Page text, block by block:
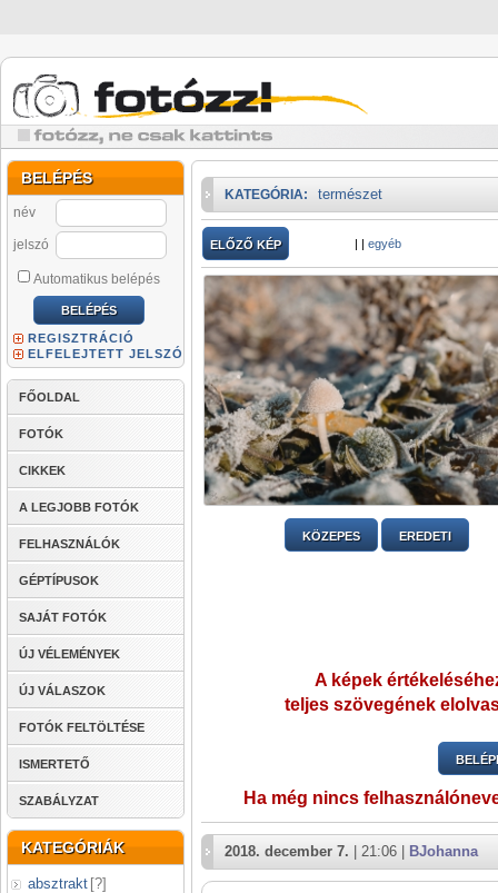
BELÉPÉS
név
jelszó
Automatikus belépés
REGISZTRÁCIÓ
ELFELEJTETT JELSZÓ
FŐOLDAL
FOTÓK
CIKKEK
A LEGJOBB FOTÓK
FELHASZNÁLÓK
GÉPTÍPUSOK
SAJÁT FOTÓK
ÚJ VÉLEMÉNYEK
ÚJ VÁLASZOK
FOTÓK FELTÖLTÉSE
ISMERTETŐ
SZABÁLYZAT
KATEGÓRIÁK
absztrakt [?]
KATEGÓRIA: természet
ELŐZŐ KÉP | | egyéb
KÖZEPES EREDETI
A képek
teljes szövegének
Ha még nincs
2018. december 7. | 21:06 | BJohanna